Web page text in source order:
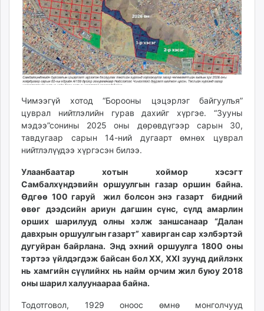
ikon.mn
mnb.mn
Livetv.mn
Eguur.mn
24tsag.mn
shuud.mn
eagle.mn
ergelt.mn
zarig.mn
today.mn
zuv.mn
mminfo.mn
ugluu.mn
urlag.mn
unen.mn
asu.mn
shudarga.mn
shuurhai.mn
unuudur.mn
isee.mn
mglradio.com
Чимээгүй хотод “Борооны цэцэрлэг байгуулъя”
цуврал нийтлэлийн гурав дахийг хүргэе. “Зууны
мэдээ”сонины 2025 оны дөрөвдүгээр сарын 30,
тавдугаар сарын 14-ний дугаарт өмнөх цуврал
нийтлэлүүдээ хүргэсэн билээ.
Улаанбаатар хотын хоймор хэсэгт
Самбалхүндэвийн оршуулгын газар оршин байна.
Өдгөө 100 гаруй жил болсон энэ газарт бидний
өвөг дээдсийн ариун дагшин сүнс, сүлд амарлин
орших шарилууд олны хэлж заншсанаар “Далан
давхрын оршуулгын газарт” хавирган сар хэлбэртэй
дугуйран байрлана. Энд эхний оршуулга 1800 оны
тэртээ үйлдэгдэж байсан бол XX, XXI зуунд дийлэнх
нь хамгийн сүүлийнх нь найм орчим жил буюу 2018
оны шарил халуунаараа байна.
Тодотговол, 1929 оноос өмнө монголчууд